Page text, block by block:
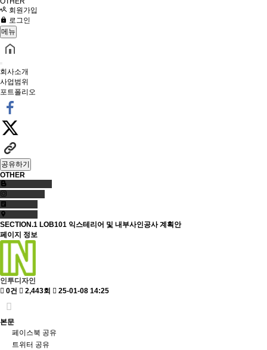
회원가입
로그인
메뉴
회사소개
사업범위
포트폴리오
공유하기
OTHER
SECTION.1 LOB101 익스테리어 및 내부사인공사 계획안
페이지 정보
인투디자인
0건
2,443회 25-01-08 14:25
본문
페이스북 공유
트위터 공유